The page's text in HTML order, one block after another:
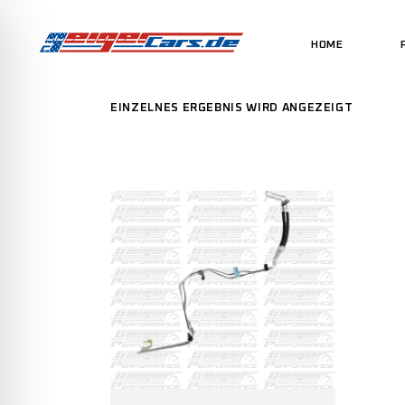
HOME
EINZELNES ERGEBNIS WIRD ANGEZEIGT